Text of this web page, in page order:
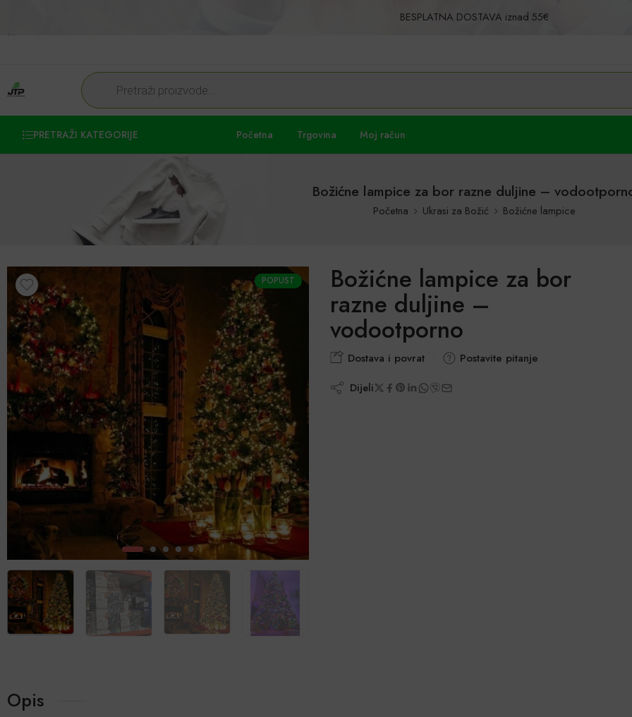
BESPLATNA DOSTAVA iznad 55€
PRETRAŽI KATEGORIJE Početna Trgovina Moj račun
Božićne lampice za bor razne duljine –
Početna Ukrasi za Božić Božićne lampice
POPUST Božićne lampice za bor
razne duljine –
vodootporno
Dostava i povrat Postavite pitanje
Dijeli
Opis